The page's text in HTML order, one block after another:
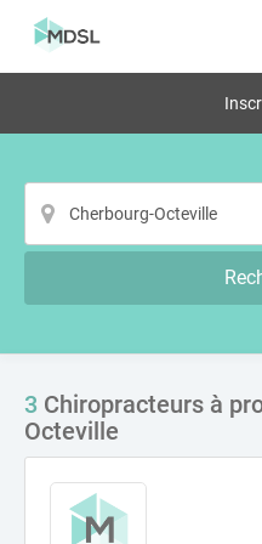
3 Chiropracteurs à
Octeville